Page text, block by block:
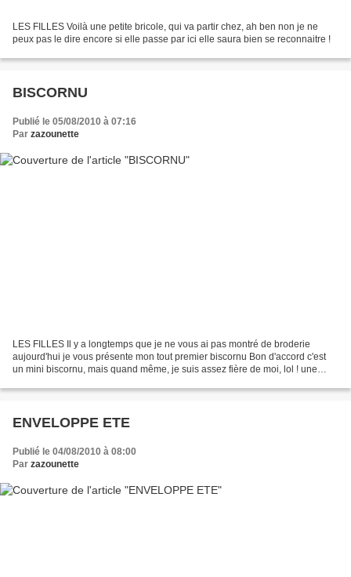
LES FILLES Voilà une petite bricole, qui va partir chez, ah ben non je ne
peux pas le dire encore si elle passe par ici elle saura bien se reconnaitre !
BISCORNU
Publié le 05/08/2010 à 07:16
Par zazounette
LES FILLES Il y a longtemps que je ne vous ai pas montré de broderie
aujourd'hui je vous présente mon tout premier biscornu Bon d'accord c'est
un mini biscornu, mais quand même, je suis assez fière de moi, lol ! une
ENVELOPPE ETE
Publié le 04/08/2010 à 08:00
Par zazounette